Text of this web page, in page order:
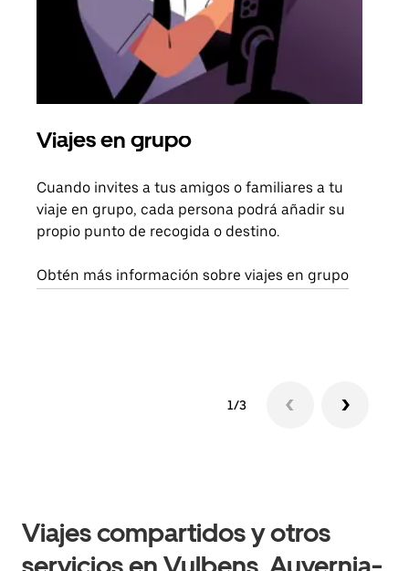
Viajes en grupo
Cuando invites a tus amigos o familiares a tu
viaje en grupo, cada persona podrá añadir su
propio punto de recogida o destino.
Obtén más información sobre viajes en grupo
1/3
Viajes compartidos y otros